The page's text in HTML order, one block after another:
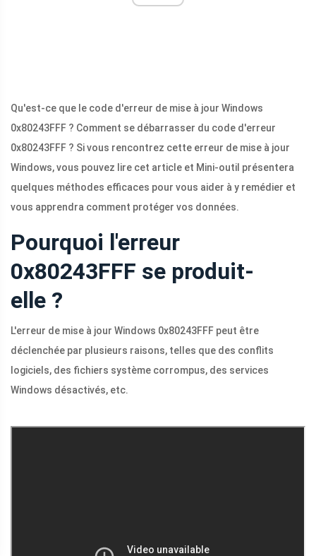
Qu'est-ce que le code d'erreur de mise à jour Windows
0x80243FFF ? Comment se débarrasser du code d'erreur
0x80243FFF ? Si vous rencontrez cette erreur de mise à jour
Windows, vous pouvez lire cet article et Mini-outil présentera
quelques méthodes efficaces pour vous aider à y remédier et
vous apprendra comment protéger vos données.
Pourquoi l'erreur
0x80243FFF se produit-
elle ?
L'erreur de mise à jour Windows 0x80243FFF peut être
déclenchée par plusieurs raisons, telles que des conflits
logiciels, des fichiers système corrompus, des services
Windows désactivés, etc.